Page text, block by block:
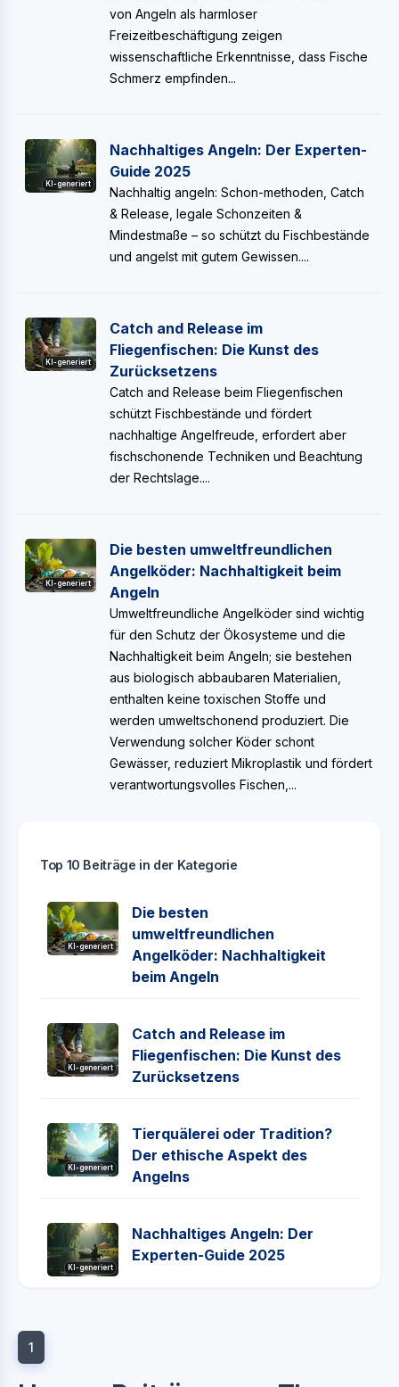
von Angeln als harmloser
Freizeitbeschäftigung zeigen
wissenschaftliche Erkenntnisse, dass Fische
Schmerz empfinden...
KI-generiert
Nachhaltiges Angeln: Der Experten-
Guide 2025
Nachhaltig angeln: Schon-methoden, Catch
& Release, legale Schonzeiten &
Mindestmaße – so schützt du Fischbestände
und angelst mit gutem Gewissen....
KI-generiert
Catch and Release im
Fliegenfischen: Die Kunst des
Zurücksetzens
Catch and Release beim Fliegenfischen
schützt Fischbestände und fördert
nachhaltige Angelfreude, erfordert aber
fischschonende Techniken und Beachtung
der Rechtslage....
KI-generiert
Die besten umweltfreundlichen
Angelköder: Nachhaltigkeit beim
Angeln
Umweltfreundliche Angelköder sind wichtig
für den Schutz der Ökosysteme und die
Nachhaltigkeit beim Angeln; sie bestehen
aus biologisch abbaubaren Materialien,
enthalten keine toxischen Stoffe und
werden umweltschonend produziert. Die
Verwendung solcher Köder schont
Gewässer, reduziert Mikroplastik und fördert
verantwortungsvolles Fischen,...
Top 10 Beiträge in der Kategorie
KI-generiert
Die besten
umweltfreundlichen
Angelköder: Nachhaltigkeit
beim Angeln
KI-generiert
Catch and Release im
Fliegenfischen: Die Kunst des
Zurücksetzens
KI-generiert
Tierquälerei oder Tradition?
Der ethische Aspekt des
Angelns
KI-generiert
Nachhaltiges Angeln: Der
Experten-Guide 2025
1